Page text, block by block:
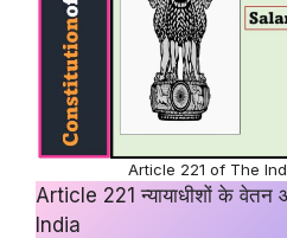
Article 221 of The
Article 221 न्यायाधीशों के
India